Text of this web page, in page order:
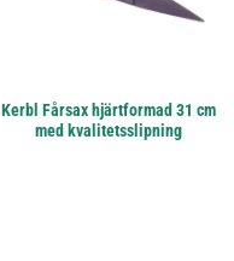
Kerbl Fårsax hjärtformad 31 cm
med kvalitetsslipning